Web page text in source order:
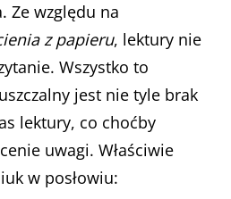
Ze względu na
z papieru, lektury nie
Wszystko to
jest nie tyle brak
lektury, co choćby
uwagi. Właściwie
w posłowiu: